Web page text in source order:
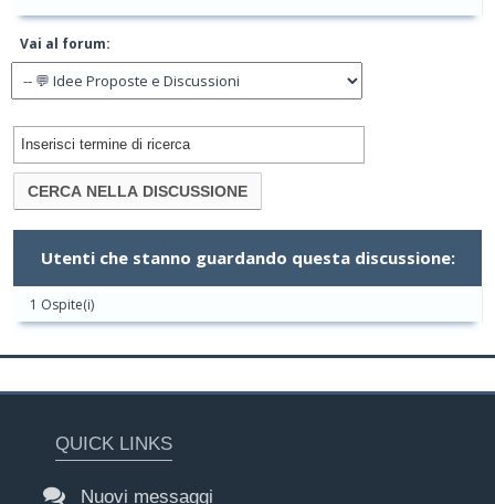
Vai al forum:
Utenti che stanno guardando questa discussione:
1 Ospite(i)
QUICK LINKS
Nuovi messaggi